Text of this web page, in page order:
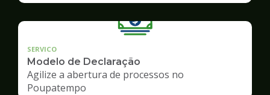
SERVICO
Modelo de Declaração
Agilize a abertura de processos no
Poupatempo